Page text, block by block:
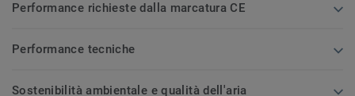
Performance richieste dalla marcatura CE
Performance tecniche
Sostenibilità ambientale e qualità dell'aria